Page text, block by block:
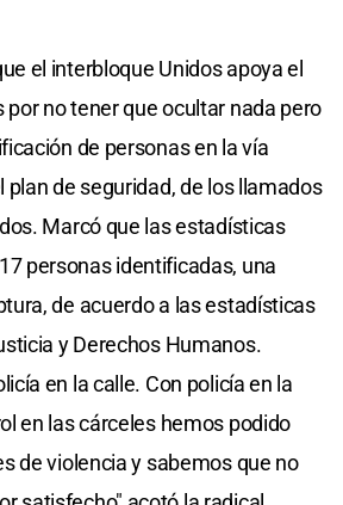
el interbloque Unidos apoya el
por no tener que ocultar nada pero
de personas en la vía
plan de seguridad, de los llamados
Marcó que las estadísticas
personas identificadas, una
de acuerdo a las estadísticas
y Derechos Humanos.
en la calle. Con policía en la
en las cárceles hemos podido
de violencia y sabemos que no